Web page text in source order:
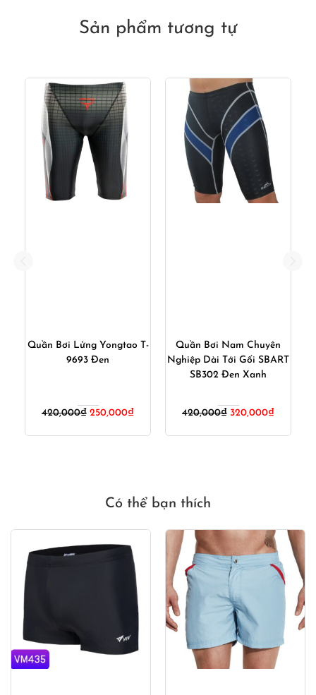
Sản phẩm tương tự
Quần Bơi Lửng Yongtao T-
9693 Đen
420,000₫ Giá
250,000₫Giá
Quần Bơi Nam Chuyên
Nghiệp Dài Tới Gối SBART
SB302 Đen Xanh
420,000₫ Giá
320,000₫Giá
Có thể bạn thích